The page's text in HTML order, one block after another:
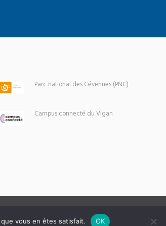
Parc national des Cévennes (PNC)
Campus connecté du Vigan
vous en êtes satisfait. OK